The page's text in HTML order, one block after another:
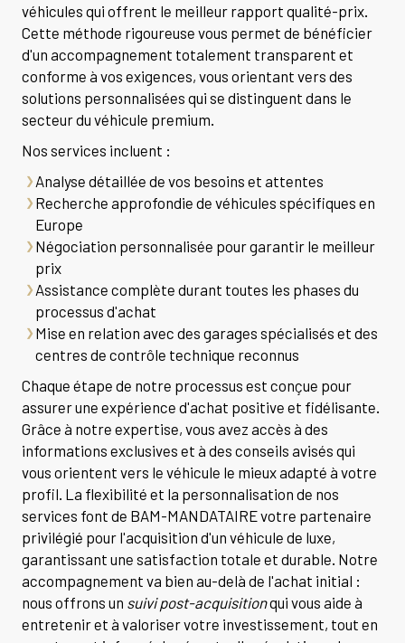
véhicules qui offrent le meilleur rapport qualité-prix.
Cette méthode rigoureuse vous permet de bénéficier
d'un accompagnement totalement transparent et
conforme à vos exigences, vous orientant vers des
solutions personnalisées qui se distinguent dans le
secteur du véhicule premium.
Nos services incluent :
Analyse détaillée de vos besoins et attentes
Recherche approfondie de véhicules spécifiques en
Europe
Négociation personnalisée pour garantir le meilleur
prix
Assistance complète durant toutes les phases du
processus d'achat
Mise en relation avec des garages spécialisés et des
centres de contrôle technique reconnus
Chaque étape de notre processus est conçue pour
assurer une expérience d'achat positive et fidélisante.
Grâce à notre expertise, vous avez accès à des
informations exclusives et à des conseils avisés qui
vous orientent vers le véhicule le mieux adapté à votre
profil. La flexibilité et la personnalisation de nos
services font de BAM-MANDATAIRE votre partenaire
privilégié pour l'acquisition d'un véhicule de luxe,
garantissant une satisfaction totale et durable. Notre
accompagnement va bien au-delà de l'achat initial :
nous offrons un suivi post-acquisitionqui vous aide à
entretenir et à valoriser votre investissement, tout en